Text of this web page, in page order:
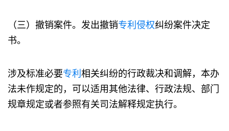
（三）撤销案件。发出撤销专利 侵权纠纷案件决定
书。
涉及标准必要专利 相关纠纷的行政裁决和调解，本办
法未作规定的，可以适用其他法律、行政法规、部门
规章规定或者参照有关司法解释规定执行。